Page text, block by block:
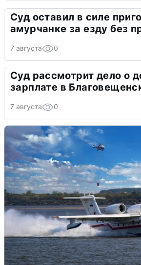
Суд оставил в силе
амурчанке за езду без
7 августа 0
Суд рассмотрит дело о
зарплате в
7 августа 0